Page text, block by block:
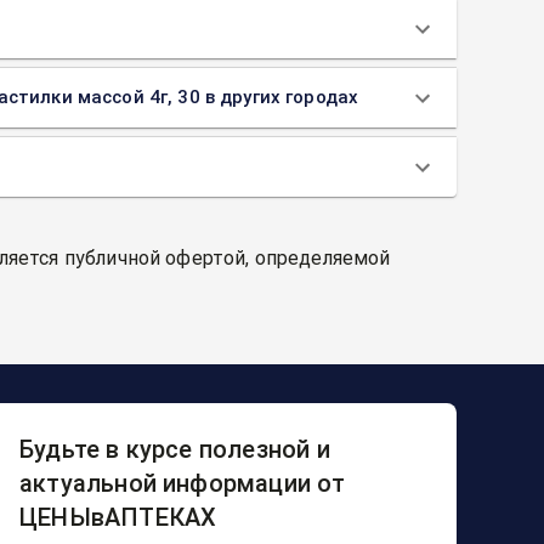
массой 4г, 30 в других городах
публичной офертой, определяемой
Будьте в курсе полезной и
актуальной информации от
ЦЕНЫвАПТЕКАХ